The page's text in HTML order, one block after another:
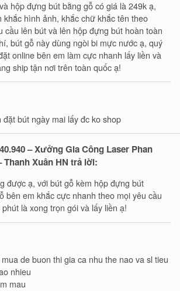
hộp đựng bút bằng gỗ có giá là 249k ạ,
khắc hình ảnh, khắc chữ khắc tên theo
cầu lên bút và lên hộp đựng bút hoàn toàn
bút gỗ này dùng ngòi bi mực nước ạ, quý
online bên em làm cực nhanh lấy liền và
ship tận nơi trên toàn quốc ạ!
đặt bút ngày mai lấy đc ko shop
– Xưởng Gia Công Laser Phan
Thanh Xuân HN trả lời:
được ạ, với bút gỗ kèm hộp đựng bút
bên em khắc cực nhanh theo mọi yêu cầu
là xong trọn gói và lấy liền ạ!
de buon thi gia ca nhu the nao va sl tieu
nhieu
mau